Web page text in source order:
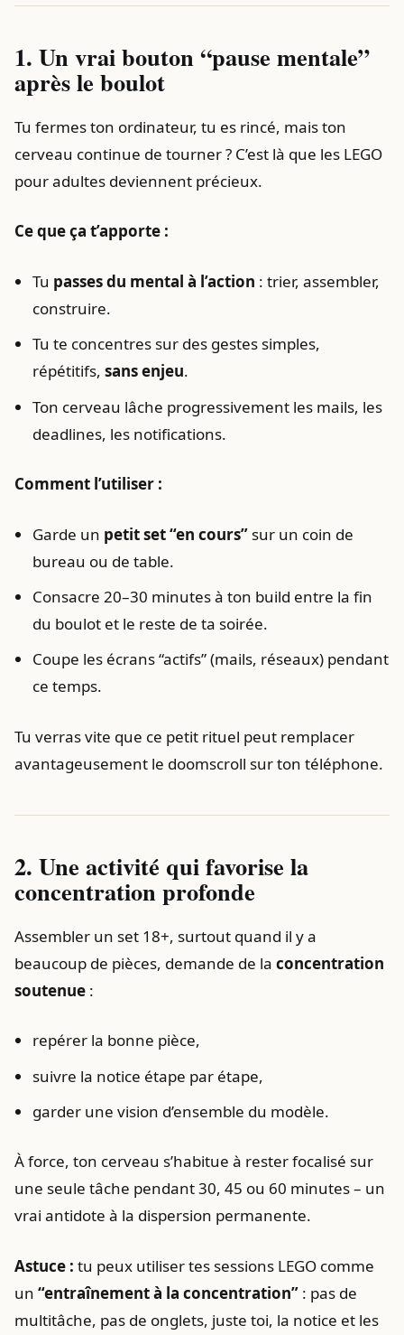
1. Un vrai bouton “pause mentale”
après le boulot
Tu fermes ton ordinateur, tu es rincé, mais ton
cerveau continue de tourner ? C’est là que les LEGO
pour adultes deviennent précieux.
Ce que ça t’apporte :
Tu passes du mental à l’action : trier, assembler,
construire.
Tu te concentres sur des gestes simples,
répétitifs,sans enjeu.
Ton cerveau lâche progressivement les mails, les
deadlines, les notifications.
Comment l’utiliser :
Garde un petit set “en cours” sur un coin de
bureau ou de table.
Consacre 20–30 minutes à ton build entre la fin
du boulot et le reste de ta soirée.
Coupe les écrans “actifs” (mails, réseaux) pendant
ce temps.
Tu verras vite que ce petit rituel peut remplacer
avantageusement le doomscroll sur ton téléphone.
2. Une activité qui favorise la
concentration profonde
Assembler un set 18+, surtout quand il y a
beaucoup de pièces, demande de la concentration
soutenue :
repérer la bonne pièce,
suivre la notice étape par étape,
garder une vision d’ensemble du modèle.
À force, ton cerveau s’habitue à rester focalisé sur
une seule tâche pendant 30, 45 ou 60 minutes – un
vrai antidote à la dispersion permanente.
Astuce : tu peux utiliser tes sessions LEGO comme
un “entraînement à la concentration” : pas de
multitâche, pas de onglets, juste toi, la notice et les